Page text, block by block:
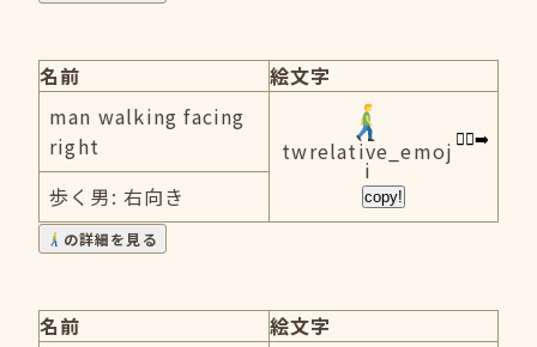
名前
絵文字
man walking facing
right
twrelative_emoj
i
copy!
歩く男: 右向き
の詳細を見る
名前
絵文字